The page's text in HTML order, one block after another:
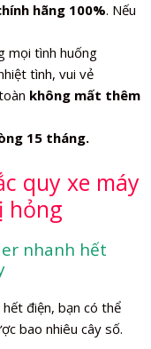
hãng 100%. Nếu
mọi tình huống
tình, vui vẻ
không mất thêm
15 tháng.
quy xe máy
hỏng
nhanh hết
điện, bạn có thể
bao nhiêu cây số.